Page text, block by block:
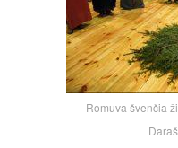
Romuva švenčia